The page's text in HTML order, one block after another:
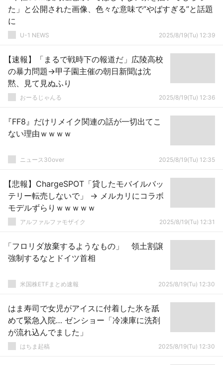
た」と公開された画像、色々な意味で”やばすぎる”と話題
に
U-1 NEWS 2025/8/19(Tu) 12:39
【速報】「まるで戦時下の報道だ」広陵高校
の暴力問題→甲子園主催の朝日新聞は沈
黙、見て見ぬふり
おーるじゃんる 2025/8/19(Tu) 12:36
『FF8』だけリメイク関連の話が一切出てこ
ない理由ｗｗｗｗ
ニュース30over 2025/8/19(Tu) 12:35
【悲報】ChargeSPOT「貸したモバイルバッ
テリー転売しないで」 → メルカリにコラボ
モデルずらりｗｗｗｗｗ
アルファルファモザイク 2025/8/19(Tu) 12:31
「フロリダ放棄するようなもの」 領土割譲
強制するなとドイツ首相
米国株ETFまとめ速報 2025/8/19(Tu) 12:30
はま寿司で女児がアイスに付着した氷を舐
めて緊急入院… ゼンショー「冷凍庫に洗剤
が流れ込んでました」
はちま起稿 2025/8/19(Tu) 12:30